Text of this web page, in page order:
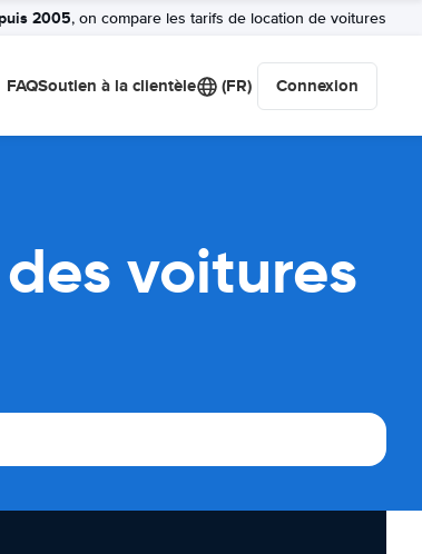
2005, on compare les tarifs de location de voitures
FAQSoutien à la clientèle (FR) Connexion
voitures